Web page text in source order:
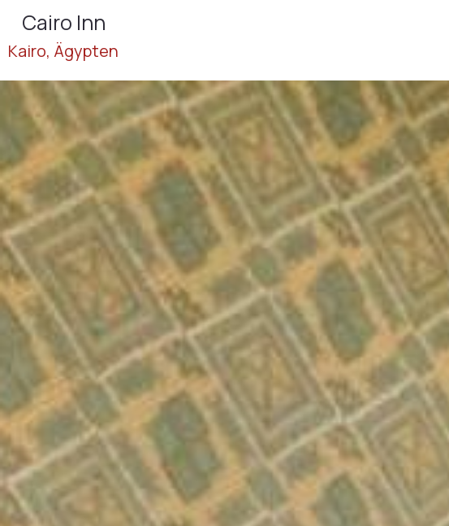
Cairo Inn
Kairo, Ägypten